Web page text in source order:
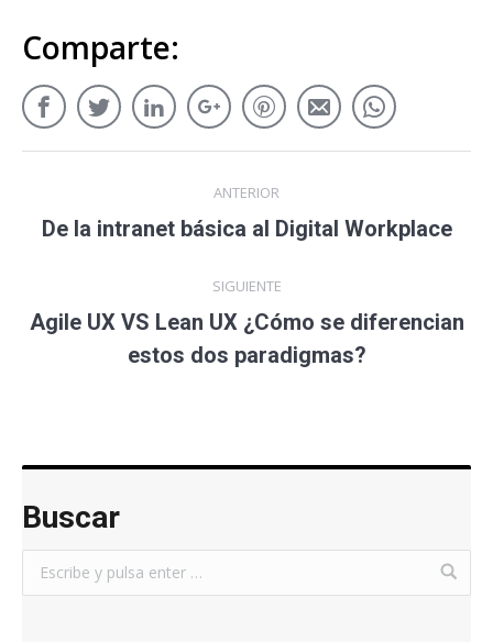
Comparte:
ANTERIOR
De la intranet básica al Digital Workplace
SIGUIENTE
Agile UX VS Lean UX ¿Cómo se diferencian
estos dos paradigmas?
Buscar